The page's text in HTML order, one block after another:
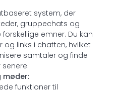
system, der
gruppechats og
emner. Du kan
og links i chatten, hvilket
samtaler og finde
møder:
funktioner til